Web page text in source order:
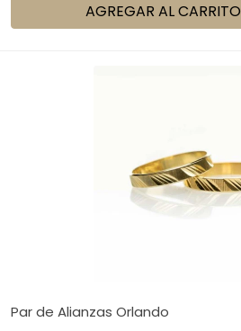
AGREGAR AL CARRITO
Par de Alianzas Orlando